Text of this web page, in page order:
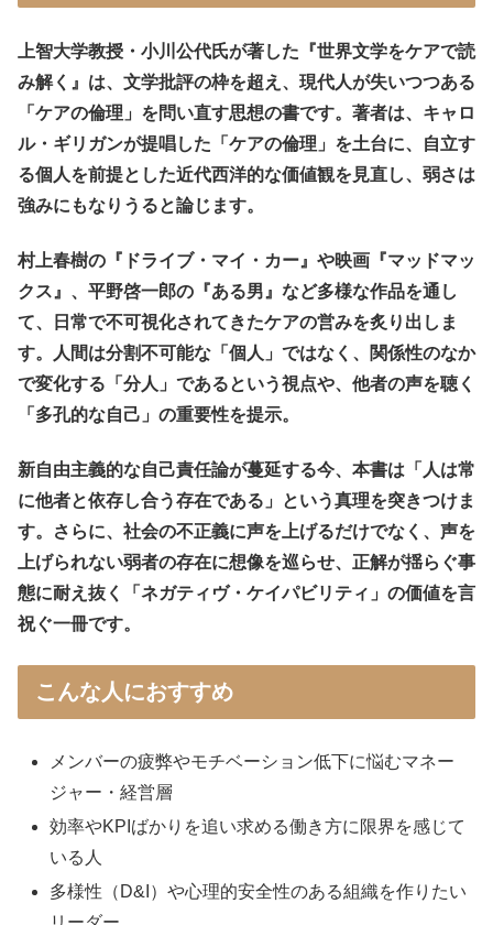
上智大学教授・小川公代氏が著した『世界文学をケアで読
み解く』は、文学批評の枠を超え、現代人が失いつつある
「ケアの倫理」を問い直す思想の書です。著者は、キャロ
ル・ギリガンが提唱した「ケアの倫理」を土台に、自立す
る個人を前提とした近代西洋的な価値観を見直し、弱さは
強みにもなりうると論じます。
村上春樹の『ドライブ・マイ・カー』や映画『マッドマッ
クス』、平野啓一郎の『ある男』など多様な作品を通し
て、日常で不可視化されてきたケアの営みを炙り出しま
す。人間は分割不可能な「個人」ではなく、関係性のなか
で変化する「分人」であるという視点や、他者の声を聴く
「多孔的な自己」の重要性を提示。
新自由主義的な自己責任論が蔓延する今、本書は「人は常
に他者と依存し合う存在である」という真理を突きつけま
す。さらに、社会の不正義に声を上げるだけでなく、声を
上げられない弱者の存在に想像を巡らせ、正解が揺らぐ事
態に耐え抜く「ネガティヴ・ケイパビリティ」の価値を言
祝ぐ一冊です。
こんな人におすすめ
メンバーの疲弊やモチベーション低下に悩むマネー
ジャー・経営層
効率やKPIばかりを追い求める働き方に限界を感じて
いる人
多様性（D&I）や心理的安全性のある組織を作りたい